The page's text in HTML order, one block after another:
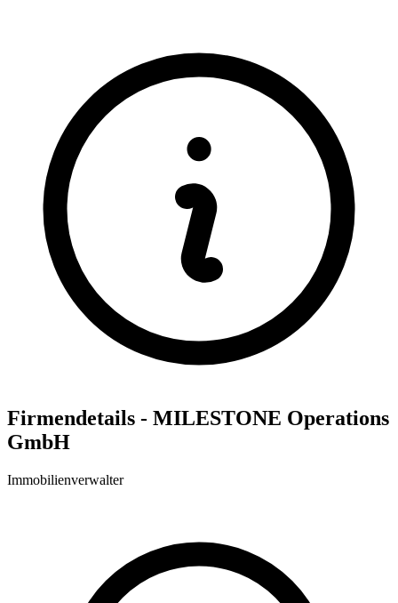
Firmendetails - MILESTONE Operations
GmbH
Immobilienverwalter